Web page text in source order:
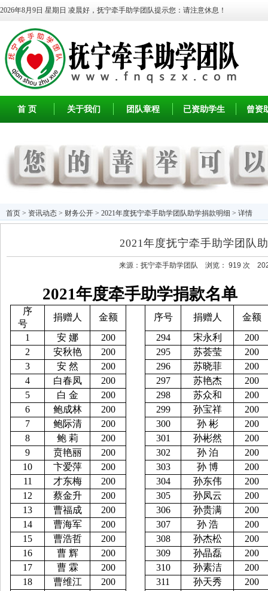
2026年8月9日 星期日 凌晨好，抚宁牵手助学团队提示您：请注意休息！
首 页 关于我们 团队章程 已资助学生 曾资
首页 > 资讯动态 > 财务公开 > 2021年度抚宁牵手助学团队助学捐款明细 > 详情
2021年度抚宁牵手助学团队
来源：抚宁牵手助学团队 浏览：919 次
2021年度牵手助学捐款名单
序
号
捐赠人 金额 序号 捐赠人
金额
1
安娜 200 294 宋永利
200
2
安秋艳 200 295 苏荟莹
200
3
安然 200 296 苏晓菲
200
4
白春凤 200 297 苏艳杰
200
5
白 金 200 298 苏众和
200
6
鲍成林 200 299 孙宝祥
200
7
鲍际清 200 300 孙彬
200
8
鲍莉 200 301 孙彬然
200
9
贲艳丽 200 302 孙泊
200
10
卞爱萍 200 303 孙博
200
11
才东梅 200 304 孙东伟
200
12
蔡金升 200 305 孙凤云
200
13
曹福成 200 306 孙贵满
200
14
曹海军 200 307 孙浩
200
15
曹浩哲 200 308 孙杰松
200
16
曹辉 200 309 孙晶磊
200
17
曹霖 200 310 孙素洁
200
18
曹维江 200 311 孙天秀
200